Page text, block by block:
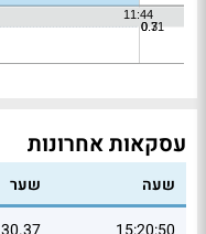
עסקאות אחרונות
שעה שער